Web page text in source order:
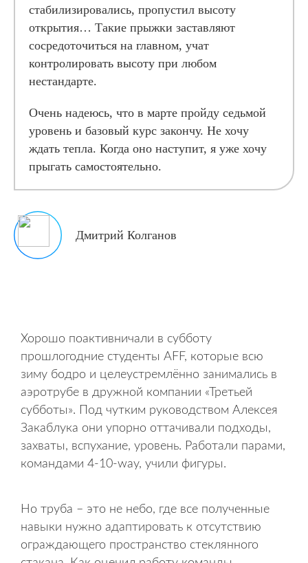
стабилизировались, пропустил высоту
открытия… Такие прыжки заставляют
сосредоточиться на главном, учат
контролировать высоту при любом
нестандарте.
Очень надеюсь, что в марте пройду седьмой
уровень и базовый курс закончу. Не хочу
ждать тепла. Когда оно наступит, я уже хочу
прыгать самостоятельно.
Дмитрий Колганов
Хорошо поактивничали в субботу
прошлогодние студенты AFF, которые всю
зиму бодро и целеустремлённо занимались в
аэротрубе в дружной компании «Третьей
субботы». Под чутким руководством Алексея
Закаблука они упорно оттачивали подходы,
захваты, вспухание, уровень. Работали парами,
командами 4-10-way, учили фигуры.
Но труба – это не небо, где все полученные
навыки нужно адаптировать к отсутствию
ограждающего пространство стеклянного